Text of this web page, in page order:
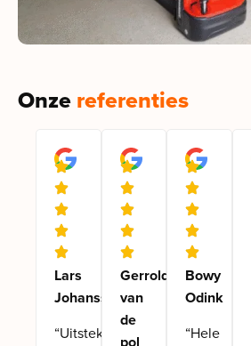
Onzereferenties
Lars
Johansson
“Uitstekende
Gerrold
van
de
Bowy
Odink
“Hele